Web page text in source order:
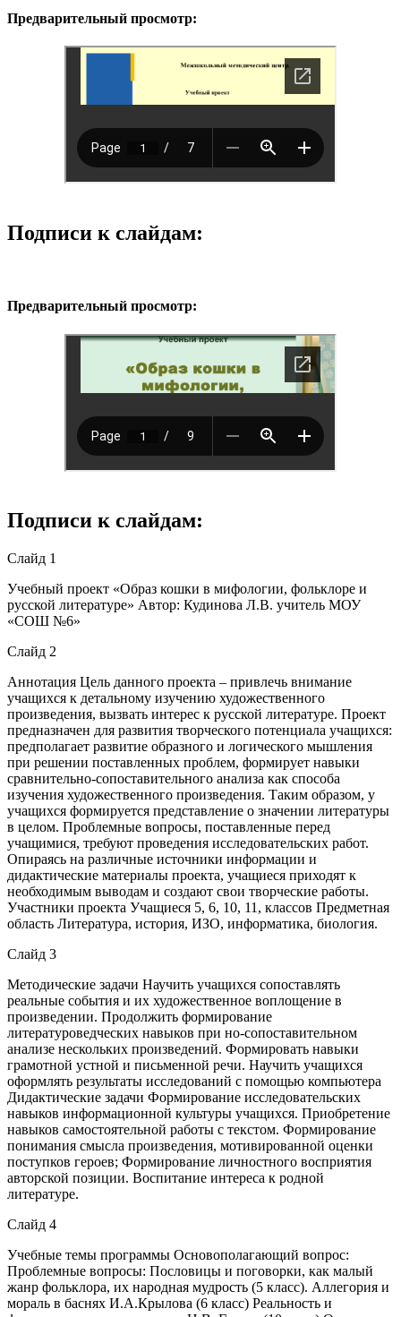
Предварительный просмотр:
Подписи к слайдам:
Предварительный просмотр:
Подписи к слайдам:
Слайд 1
Учебный проект «Образ кошки в мифологии, фольклоре и
русской литературе» Автор: Кудинова Л.В. учитель МОУ
«СОШ №6»
Слайд 2
Аннотация Цель данного проекта – привлечь внимание
учащихся к детальному изучению художественного
произведения, вызвать интерес к русской литературе. Проект
предназначен для развития творческого потенциала учащихся:
предполагает развитие образного и логического мышления
при решении поставленных проблем, формирует навыки
сравнительно-сопоставительного анализа как способа
изучения художественного произведения. Таким образом, у
учащихся формируется представление о значении литературы
в целом. Проблемные вопросы, поставленные перед
учащимися, требуют проведения исследовательских работ.
Опираясь на различные источники информации и
дидактические материалы проекта, учащиеся приходят к
необходимым выводам и создают свои творческие работы.
Участники проекта Учащиеся 5, 6, 10, 11, классов Предметная
область Литература, история, ИЗО, информатика, биология.
Слайд 3
Методические задачи Научить учащихся сопоставлять
реальные события и их художественное воплощение в
произведении. Продолжить формирование
литературоведческих навыков при но-сопоставительном
анализе нескольких произведений. Формировать навыки
грамотной устной и письменной речи. Научить учащихся
оформлять результаты исследований с помощью компьютера
Дидактические задачи Формирование исследовательских
навыков информационной культуры учащихся. Приобретение
навыков самостоятельной работы с текстом. Формирование
понимания смысла произведения, мотивированной оценки
поступков героев; Формирование личностного восприятия
авторской позиции. Воспитание интереса к родной
литературе.
Слайд 4
Учебные темы программы Основополагающий вопрос:
Проблемные вопросы: Пословицы и поговорки, как малый
жанр фольклора, их народная мудрость (5 класс). Аллегория и
мораль в баснях И.А.Крылова (6 класс) Реальность и